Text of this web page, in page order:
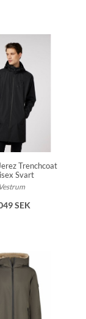
Trenchcoat
Svart
Vestrum
SEK